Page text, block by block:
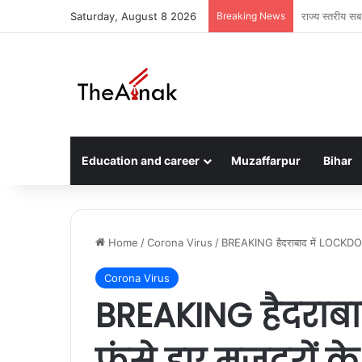
Saturday, August 8 2026 Breaking News मुजफ्फरपुर में
Education and career Muzaffarpur Bihar
Home /Corona Virus / BREAKING हैदराबाद में
Corona Virus
BREAKING